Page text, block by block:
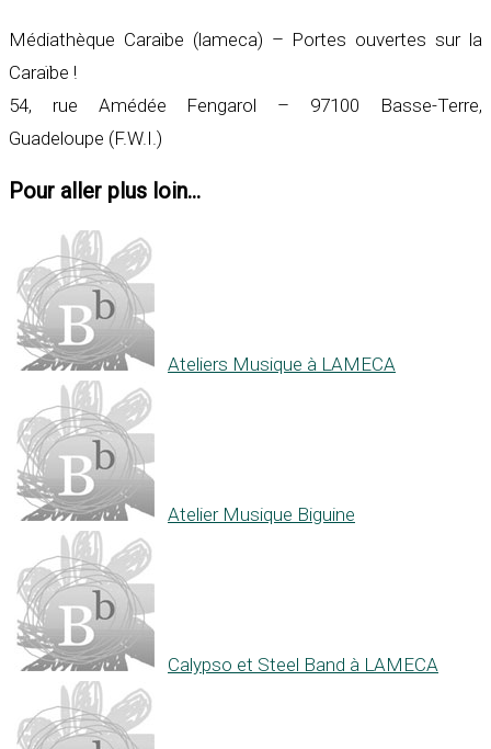
Médiathèque Caraïbe (lameca) – Portes ouvertes sur la
Caraïbe !
54, rue Amédée Fengarol – 97100 Basse-Terre,
Guadeloupe (F.W.I.)
Pour aller plus loin...
Ateliers Musique à LAMECA
Atelier Musique Biguine
Calypso et Steel Band à LAMECA